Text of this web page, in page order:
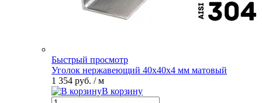
Быстрый просмотр
Уголок нержавеющий 40х40х4 мм матовый
1 354 руб. / м
В корзину